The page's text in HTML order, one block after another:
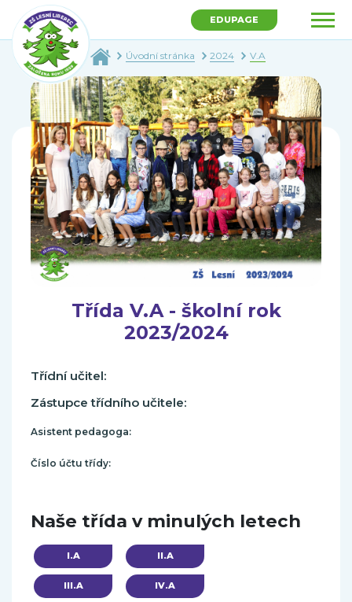
EDUPAGE
Úvodní stránka 2024 V.A
Třída V.A - školní rok
2023/2024
Třídní učitel:
Zástupce třídního učitele:
Asistent pedagoga:
Číslo účtu třídy:
Naše třída v minulých letech
I.A II.A
III.A IV.A